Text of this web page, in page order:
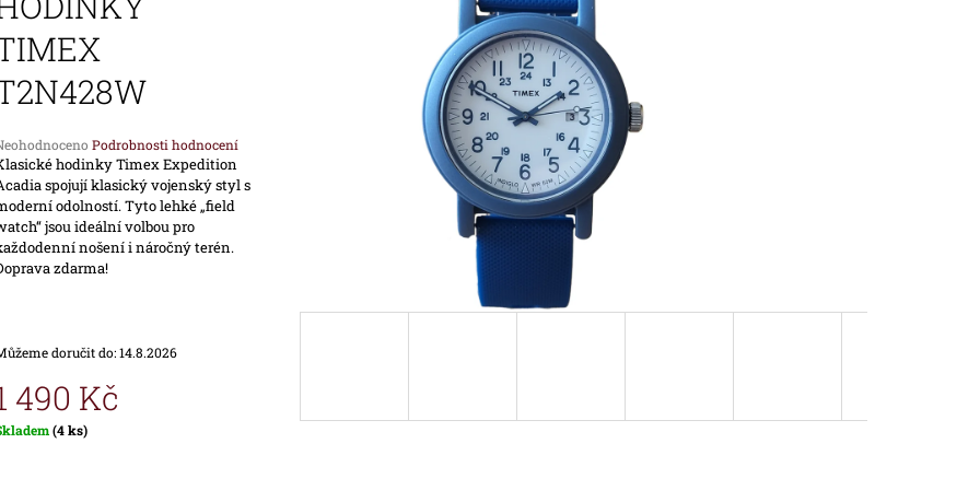
hvězdiček.
Podrobnosti hodnocení
hodinky Timex Expedition
spojují klasický vojenský styl s
odolností. Tyto lehké „field
jsou ideální volbou pro
nošení i náročný terén.
zdarma!
doručit do:14.8.2026
490 Kč
(4 ks)
1 690 Kč